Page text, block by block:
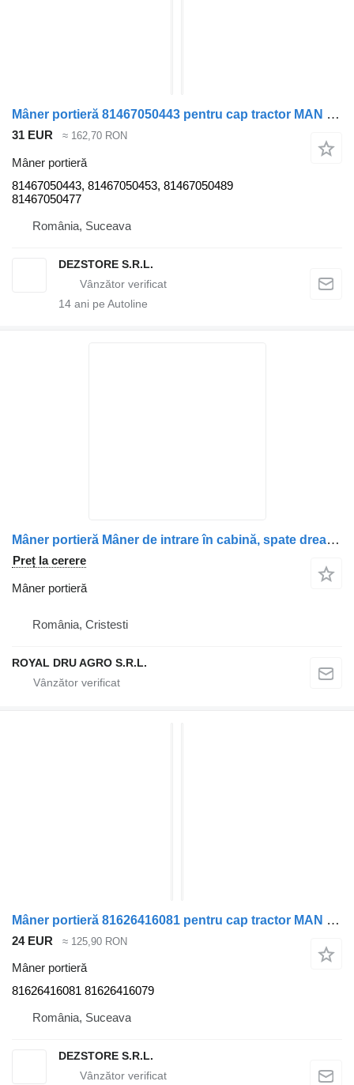
Mâner portieră 81467050443 pentru cap tractor MAN TGX
31 EUR ≈ 162,70 RON
Mâner portieră
81467050443, 81467050453, 81467050489
81467050477
România, Suceava
DEZSTORE S.R.L.
14 ani pe Autoline
Mâner portieră Mâner de intrare în cabină, spate dreapta, pentru pentru camion MAN
Preț la cerere
Mâner portieră
România, Cristesti
ROYAL DRU AGRO S.R.L.
Mâner portieră 81626416081 pentru cap tractor MAN TGS
24 EUR ≈ 125,90 RON
Mâner portieră
81626416081 81626416079
România, Suceava
DEZSTORE S.R.L.